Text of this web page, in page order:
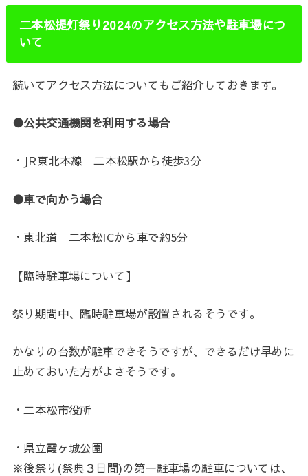
二本松提灯祭り2024のアクセス方法や駐車場につ
いて
続いてアクセス方法についてもご紹介しておきます。
●公共交通機関を利用する場合
・JR東北本線 二本松駅から徒歩3分
●車で向かう場合
・東北道 二本松ICから車で約5分
【臨時駐車場について】
祭り期間中、臨時駐車場が設置されるそうです。
かなりの台数が駐車できそうですが、できるだけ早めに
止めておいた方がよさそうです。
・二本松市役所
・県立霞ヶ城公園
※後祭り(祭典３日間)の第一駐車場の駐車については、